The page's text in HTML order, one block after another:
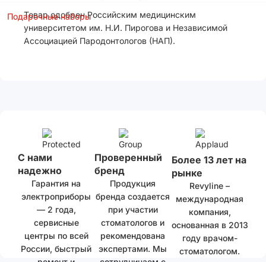
Подарочные наборы
Товар одобрен Российским медицинским
университетом им. Н.И. Пирогова и Независимой
Ассоциацией Пародонтологов (НАП).
С нами
надежно
Гарантия на
электроприборы
— 2 года,
сервисные
центры по всей
России, быстрый
Проверенный
бренд
Продукция
бренда создается
при участии
стоматологов и
рекомендована
экспертами. Мы
Более 13 лет на
рынке
Revyline –
международная
компания,
основанная в 2013
году врачом-
стоматологом.